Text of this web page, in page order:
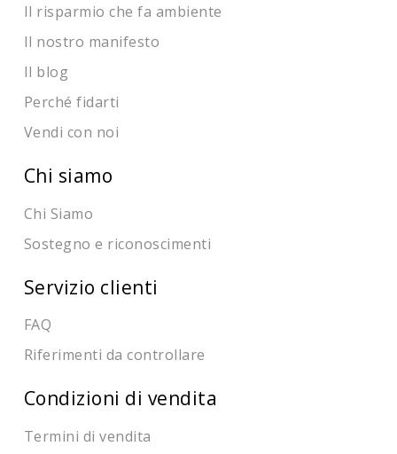
Il risparmio che fa ambiente
Il nostro manifesto
Il blog
Perché fidarti
Vendi con noi
Chi siamo
Chi Siamo
Sostegno e riconoscimenti
Servizio clienti
FAQ
Riferimenti da controllare
Condizioni di vendita
Termini di vendita